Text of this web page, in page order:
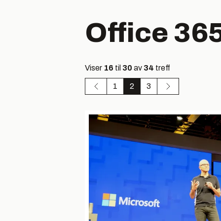
Office
Viser 16 til 30 av 34 treff
1 2 3